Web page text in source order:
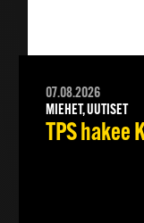
07.08.2026
MIEHET, UUTISET
TPS